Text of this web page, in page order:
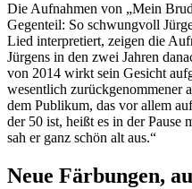
Die Aufnahmen von „Mein
Gegenteil: So schwungvoll
Lied interpretiert, zeigen die
Jürgens in den zwei Jahren
von 2014 wirkt sein Gesicht
wesentlich zurückgenommener
dem Publikum, das vor allem
der 50 ist, heißt es in der Pause
sah er ganz schön alt aus.“
Neue Färbungen,